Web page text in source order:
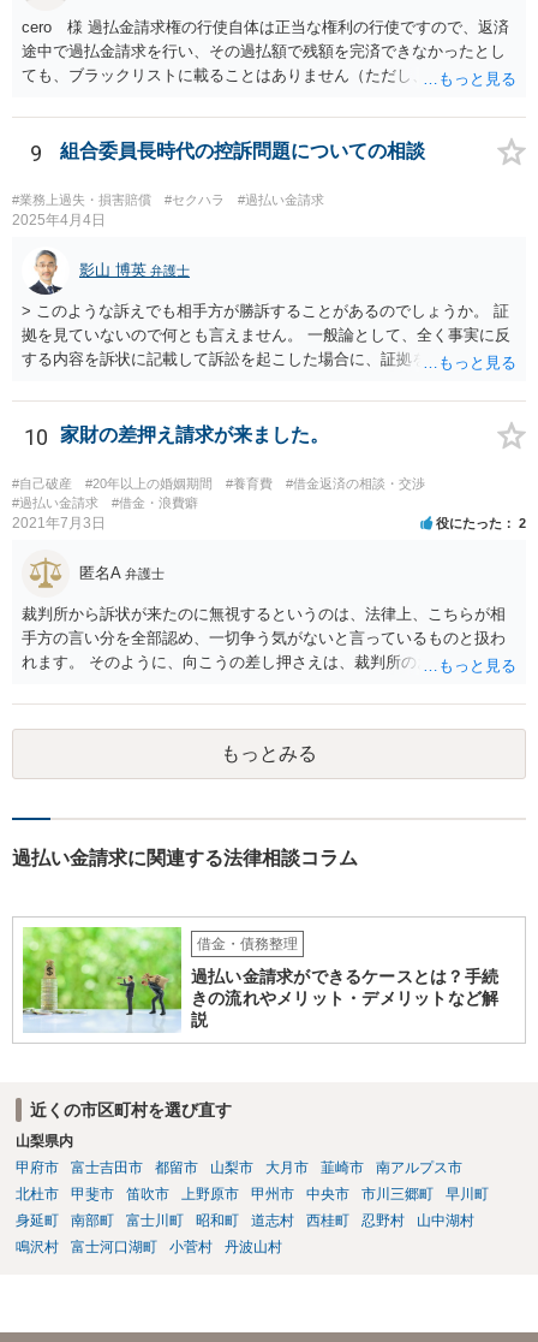
cero 様 過払金請求権の行使自体は正当な権利の行使ですので、返済
途中で過払金請求を行い、その過払額で残額を完済できなかったとし
ても、ブラックリストに載ることはありません（ただし、過払額で完
合は別問題です。）。 また、不動産担保ローンだからといって、過払
金請求ができないというものでもありません。 一般的に、不動産担保
少額である）ということが多いだけであり、利息制限法の限度を超え
ている場合には過払金の請求は可能です。 元本が１００万円以上の場
万円、年利１６％であれば、過払金が発生している可能性はありま
す。 また、不動産担保ローンで問題となるのは、カードローン取引か
ら不動産担保ローンに切り替えている場合であり、この場合にカード
ローン取引と不動産担保ローンを一連の取引として計算できるかとい
う問題があります。 これについて、一連性が否定された裁判例もいく
ローンという理由で過払金請求ができないということはありません。
本、返済計画及び返済経過等の具体的な資料を用意して、一度弁護士
に相談するのがよいと考えます。
9 組合委員長時代の控訴問題についての相談
#業務上過失・損害賠償 #セクハラ #過払い金請求
2025年4月4日
影山 博英 弁護士
> このような訴えでも相手方が勝訴することがあるのでしょうか。 証
拠を見ていないので何とも言えません。 一般論として、全く事実に反
する内容を訴状に記載して訴訟を起こした場合に、証拠を巧妙に作出
ロではありませんが、嘘はどこかで客観的事実との矛盾等を生じて嘘
と露呈することが多いでしょう。裁判で虚偽の事実が主張された場
れています。頑張って虚偽を曝いてください。 > 私は和解金を支払わ
なければいけないのでしょうか。 和解するかどうかは当事者の自由で
す。 > この副委員長の流した噂がきっかけで会社を辞めることにな
いでしょうか 副委員長の不法行為につき組合が使用者責任（民法715
することは、手続きとしては可能です。 もっとも、副委員長が噂を流
した事実の立証がまず難しいかと思いますし、噂を流した行為と退職
との因果関係や、副委員長の行為が組合の事業の執行についての行為
裁判所にねつ造された規約書を提出したのですが、それは何らかの罪
には問われないのでしょうか。 組合が組合名義の書面について架空の
10 家財の差押え請求が来ました。
#自己破産 #20年以上の婚姻期間 #養育費
#借金返済の相談・交渉
#過払い金請求
#借金・浪費癖
2021年7月3日 役にたった 2
匿名A 弁護士
裁判所から訴状が来たのに無視するというのは、法律上、こちらが相
手方の言い分を全部認め、一切争う気がないと言っているものと扱わ
れます。 そのように、向こうの差し押さえは、裁判所のお墨付きを得
ットは一切ありません。 むしろ、あなたに連絡しても無視されたこと
で、裁判をするための時間と費用を使わされたわけで、その観点から
も減額や分割に乗ってくるとは思えません。 そうなると、基本的には
自己破産という方向になってくるかと思います。
もっとみる
過払い金請求に関連する法律相談コラム
借金・債務整理
過払い金請求ができるケースとは？手続
きの流れやメリット・デメリットなど解
説
近くの市区町村を選び直す
山梨県内
甲府市
富士吉田市 都留市 山梨市 大月市 韮崎市
南アルプス市
北杜市
甲斐市 笛吹市 上野原市 甲州市 中央市 市川三郷町
早川町
身延町
南部町 富士川町 昭和町 道志村 西桂町 忍野村
山中湖村
鳴沢村
富士河口湖町 小菅村 丹波山村